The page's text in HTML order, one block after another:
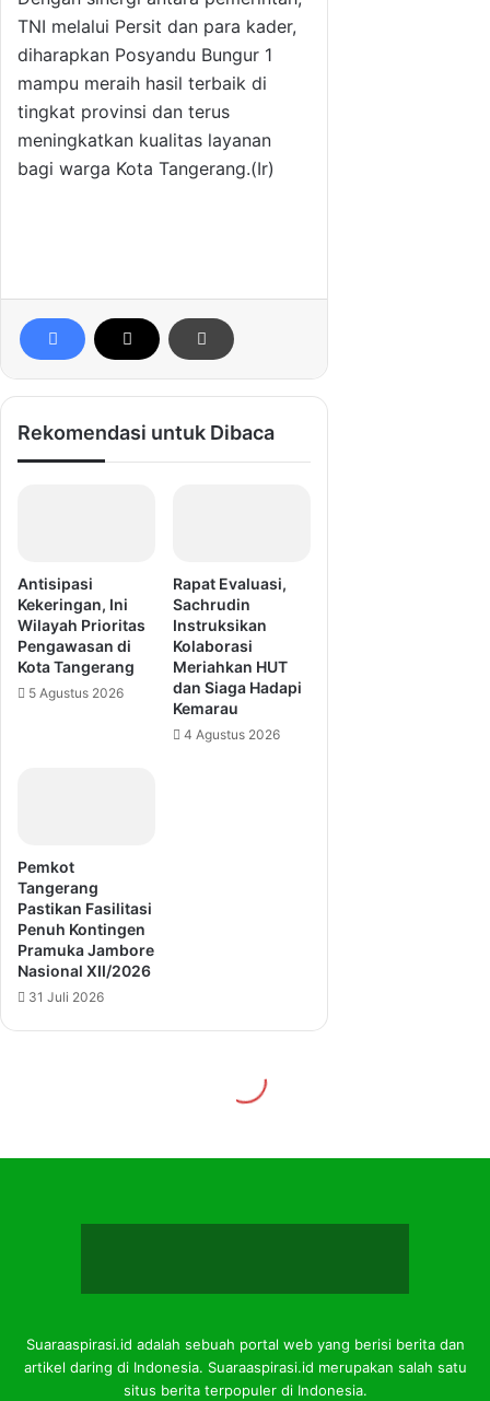
Suaraaspirasi.id adalah sebuah portal web yang berisi berita dan
artikel daring di Indonesia. Suaraaspirasi.id merupakan salah satu
situs berita terpopuler di Indonesia.